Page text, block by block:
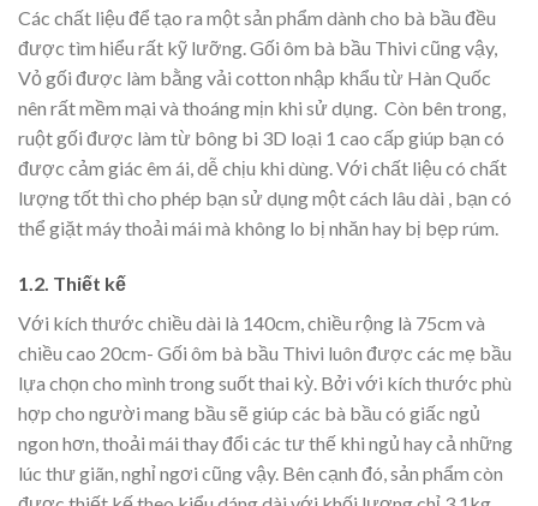
Các chất liệu để tạo ra một sản phẩm dành cho bà bầu đều
được tìm hiểu rất kỹ lưỡng. Gối ôm bà bầu Thivi cũng vậy,
Vỏ gối được làm bằng vải cotton nhập khẩu từ Hàn Quốc
nên rất mềm mại và thoáng mịn khi sử dụng. Còn bên trong,
ruột gối được làm từ bông bi 3D loại 1 cao cấp giúp bạn có
được cảm giác êm ái, dễ chịu khi dùng. Với chất liệu có chất
lượng tốt thì cho phép bạn sử dụng một cách lâu dài , bạn có
thể giặt máy thoải mái mà không lo bị nhăn hay bị bẹp rúm.
1.2. Thiết kế
Với kích thước chiều dài là 140cm, chiều rộng là 75cm và
chiều cao 20cm- Gối ôm bà bầu Thivi luôn được các mẹ bầu
lựa chọn cho mình trong suốt thai kỳ. Bởi với kích thước phù
hợp cho người mang bầu sẽ giúp các bà bầu có giấc ngủ
ngon hơn, thoải mái thay đổi các tư thế khi ngủ hay cả những
lúc thư giãn, nghỉ ngơi cũng vậy. Bên cạnh đó, sản phẩm còn